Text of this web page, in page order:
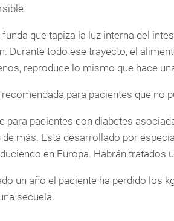
funda que tapiza la luz interna del
Durante todo ese trayecto, el
reproduce lo mismo que hace
recomendada para pacientes que no
para pacientes con diabetes
de más. Está desarrollado por
en Europa. Habrán tratados
un año el paciente ha perdido los
secuela.